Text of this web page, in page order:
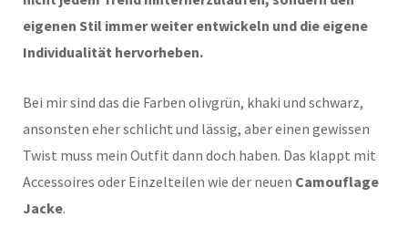
eigenen Stil immer weiter entwickeln und die eigene
Individualität hervorheben.
Bei mir sind das die Farben olivgrün, khaki und schwarz,
ansonsten eher schlicht und lässig, aber einen gewissen
Twist muss mein Outfit dann doch haben. Das klappt mit
Accessoires oder Einzelteilen wie der neuen Camouflage
Jacke.